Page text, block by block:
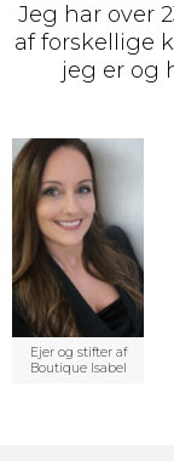
Jeg har over
af forskellige
jeg er og
Ejer og stifter af
Boutique Isabel